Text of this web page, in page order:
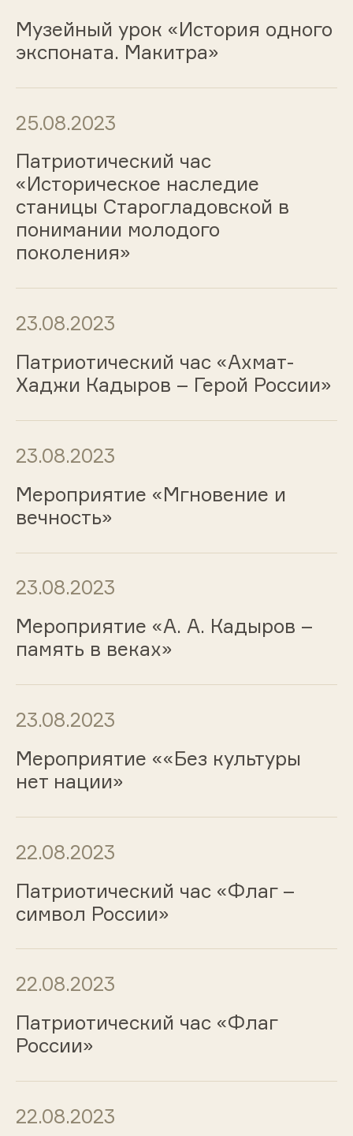
Музейный урок «История одного
экспоната. Макитра»
25.08.2023
Патриотический час
«Историческое наследие
станицы Старогладовской в
понимании молодого
поколения»
23.08.2023
Патриотический час «Ахмат-
Хаджи Кадыров – Герой России»
23.08.2023
Мероприятие «Мгновение и
вечность»
23.08.2023
Мероприятие «А. А. Кадыров –
память в веках»
23.08.2023
Мероприятие ««Без культуры
нет нации»
22.08.2023
Патриотический час «Флаг –
символ России»
22.08.2023
Патриотический час «Флаг
России»
22.08.2023